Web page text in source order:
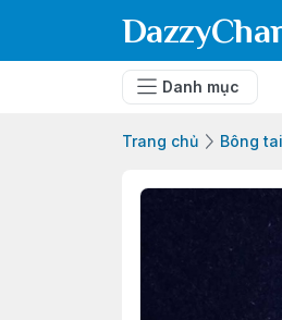
Danh mục
Trang chủ Bông tai